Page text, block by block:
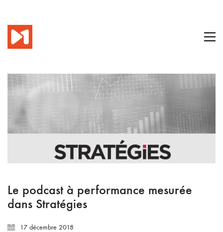
Le podcast à performance mesurée
dans Stratégies
17 décembre 2018